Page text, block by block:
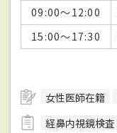
09:00～12:00
15:00～17:30
女性医師在籍
経鼻内視鏡検査